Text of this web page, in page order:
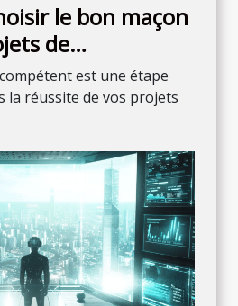
le bon maçon
de
est une étape
la réussite de vos projets